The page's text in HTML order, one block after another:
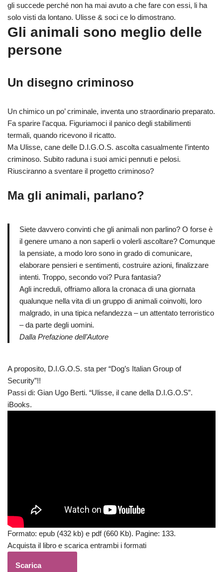
gli succede perché non ha mai avuto a che fare con essi, li ha
solo visti da lontano. Ulisse & soci ce lo dimostrano.
Gli animali sono meglio delle
persone
Un disegno criminoso
Un chimico un po’ criminale, inventa uno straordinario preparato.
Fa sparire l’acqua. Figuriamoci il panico degli stabilimenti
termali, quando ricevono il ricatto.
Ma Ulisse, cane delle D.I.G.O.S. ascolta casualmente l’intento
criminoso. Subito raduna i suoi amici pennuti e pelosi.
Riusciranno a sventare il progetto criminoso?
Ma gli animali, parlano?
Siete davvero convinti che gli animali non parlino? O forse è
il genere umano a non saperli o volerli ascoltare? Comunque
la pensiate, a modo loro sono in grado di comunicare,
elaborare pensieri e sentimenti, costruire azioni, finalizzare
intenti. Troppo, secondo voi? Pura fantasia?
Agli increduli, offriamo allora la cronaca di una giornata
qualunque nella vita di un gruppo di animali coinvolti, loro
malgrado, in una tipica nefandezza – un attentato terroristico
– da parte degli uomini.
Dalla Prefazione dell’Autore
A proposito, D.I.G.O.S. sta per “Dog’s Italian Group of
Security”!!
Passi di: Gian Ugo Berti. “Ulisse, il cane della D.I.G.O.S”.
iBooks.
Formato: epub (432 kb) e pdf (660 Kb). Pagine: 133.
Acquista il libro e scarica entrambi i formati
Scarica